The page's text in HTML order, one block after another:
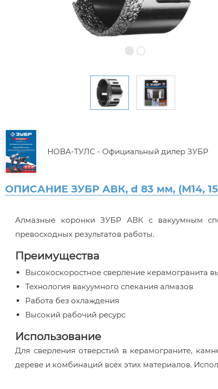
НОВА-ТУЛС - Официальный дилер ЗУБР
ОПИСАНИЕ ЗУБР АВК, d 83 мм, (М14,
Алмазные коронки ЗУБР АВК с вакуумным
превосходных результатов работы.
Преимущества
Высокоскоростное сверление керамогранита
Технология вакуумного спекания алмазов
Работа без охлаждения
Высокий рабочий ресурс
Использование
Для сверления отверстий в керамограните,
дереве и комбинаций всех этих материалов.